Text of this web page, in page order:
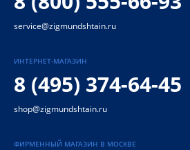
service@zigmundshtain.ru
ИНТЕРНЕТ-МАГАЗИН
8 (495) 374-64-45
shop@zigmundshtain.ru
ФИРМЕННЫЙ МАГАЗИН В МОСКВЕ